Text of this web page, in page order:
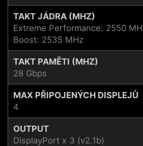
TAKT JÁDRA (MHZ)
Extreme Performance: 2550
Boost: 2535 MHz
TAKT PAMĚTI (MHZ)
28 Gbps
MAX PŘIPOJENÝCH DISPLEJŮ
4
OUTPUT
DisplayPort x 3 (v2.1b)